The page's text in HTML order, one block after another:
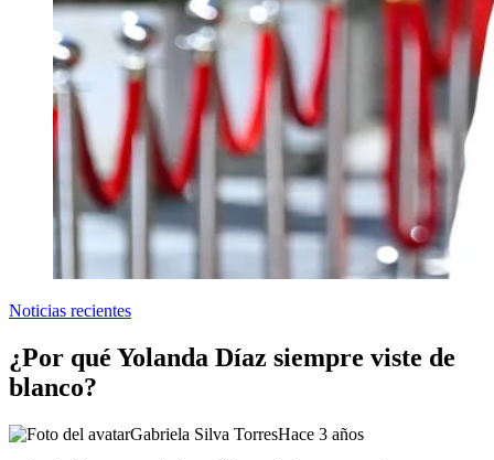
Noticias recientes
¿Por qué Yolanda Díaz siempre viste de
blanco?
Gabriela Silva TorresHace 3 años